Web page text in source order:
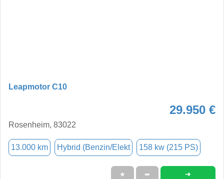
Leapmotor C10
29.950 €
Rosenheim, 83022
13.000 km Hybrid (Benzin/Elekt 158 kw (215 PS)
★ ➦ ➜